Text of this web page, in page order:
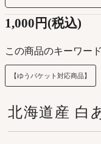
1,000円(税込)
この商品のキーワード
【ゆうパケット対応商品】
北海道産 白